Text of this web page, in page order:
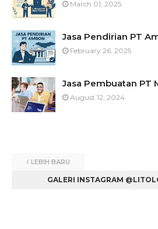
March 01, 2025
Jasa Pendirian PT
February 26, 2025
Jasa Pembuatan PT
August 12, 2024
LEBIH BARU
GALERI INSTAGRAM